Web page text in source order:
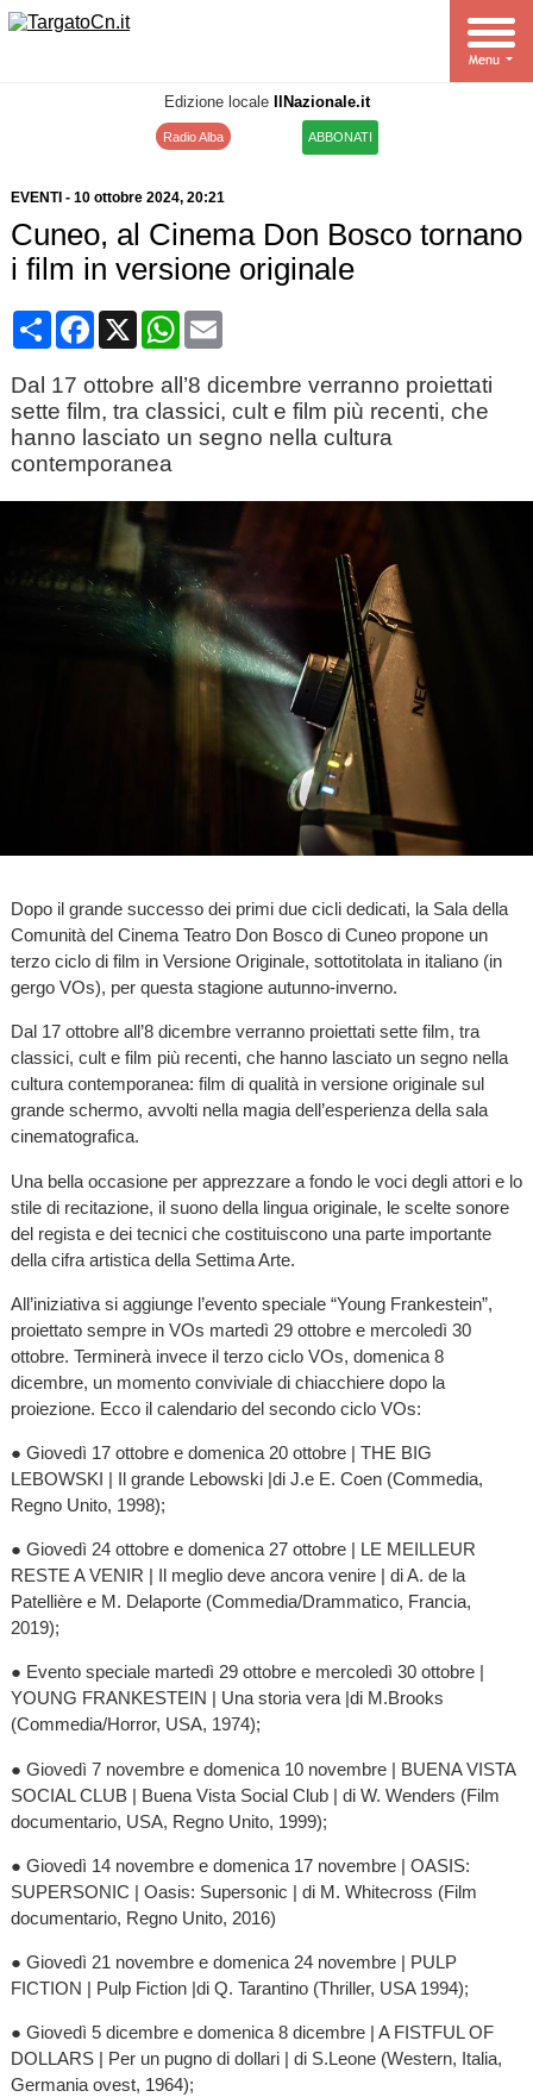
Edizione locale IlNazionale.it
Radio Alba ABBONATI
EVENTI - 10 ottobre 2024, 20:21
Cuneo, al Cinema Don Bosco tornano
i film in versione originale
CondividiFacebook
X WhatsApp
Email
Dal 17 ottobre all’8 dicembre verranno proiettati
sette film, tra classici, cult e film più recenti, che
hanno lasciato un segno nella cultura
contemporanea
Dopo il grande successo dei primi due cicli dedicati, la Sala della
Comunità del Cinema Teatro Don Bosco di Cuneo propone un
terzo ciclo di film in Versione Originale, sottotitolata in italiano (in
gergo VOs), per questa stagione autunno-inverno.
Dal 17 ottobre all’8 dicembre verranno proiettati sette film, tra
classici, cult e film più recenti, che hanno lasciato un segno nella
cultura contemporanea: film di qualità in versione originale sul
grande schermo, avvolti nella magia dell’esperienza della sala
cinematografica.
Una bella occasione per apprezzare a fondo le voci degli attori e lo
stile di recitazione, il suono della lingua originale, le scelte sonore
del regista e dei tecnici che costituiscono una parte importante
della cifra artistica della Settima Arte.
All’iniziativa si aggiunge l’evento speciale “Young Frankestein”,
proiettato sempre in VOs martedì 29 ottobre e mercoledì 30
ottobre. Terminerà invece il terzo ciclo VOs, domenica 8
dicembre, un momento conviviale di chiacchiere dopo la
proiezione. Ecco il calendario del secondo ciclo VOs:
● Giovedì 17 ottobre e domenica 20 ottobre | THE BIG
LEBOWSKI | Il grande Lebowski |di J.e E. Coen (Commedia,
Regno Unito, 1998);
● Giovedì 24 ottobre e domenica 27 ottobre | LE MEILLEUR
RESTE A VENIR | Il meglio deve ancora venire | di A. de la
Patellière e M. Delaporte (Commedia/Drammatico, Francia,
2019);
● Evento speciale martedì 29 ottobre e mercoledì 30 ottobre |
YOUNG FRANKESTEIN | Una storia vera |di M.Brooks
(Commedia/Horror, USA, 1974);
● Giovedì 7 novembre e domenica 10 novembre | BUENA VISTA
SOCIAL CLUB | Buena Vista Social Club | di W. Wenders (Film
documentario, USA, Regno Unito, 1999);
● Giovedì 14 novembre e domenica 17 novembre | OASIS:
SUPERSONIC | Oasis: Supersonic | di M. Whitecross (Film
documentario, Regno Unito, 2016)
● Giovedì 21 novembre e domenica 24 novembre | PULP
FICTION | Pulp Fiction |di Q. Tarantino (Thriller, USA 1994);
● Giovedì 5 dicembre e domenica 8 dicembre | A FISTFUL OF
DOLLARS | Per un pugno di dollari | di S.Leone (Western, Italia,
Germania ovest, 1964);